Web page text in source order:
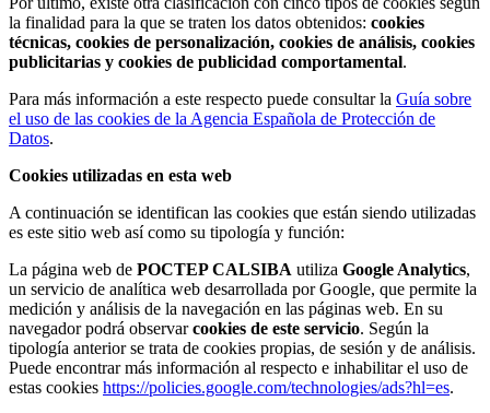
la finalidad para la que se traten los datos obtenidos: cookies
técnicas, cookies de personalización, cookies de análisis, cookies
publicitarias y cookies de publicidad comportamental.
Para más información a este respecto puede consultar la Guía sobre
el uso de las cookies de la Agencia Española de Protección de
Datos.
Cookies utilizadas en esta web
A continuación se identifican las cookies que están siendo utilizadas
es este sitio web así como su tipología y función:
La página web de POCTEP CALSIBA utiliza Google Analytics,
un servicio de analítica web desarrollada por Google, que permite la
medición y análisis de la navegación en las páginas web. En su
navegador podrá observarcookies de este servicio. Según la
tipología anterior se trata de cookies propias, de sesión y de análisis.
Puede encontrar más información al respecto e inhabilitar el uso de
estas cookies https://policies.google.com/technologies/ads?hl=es.